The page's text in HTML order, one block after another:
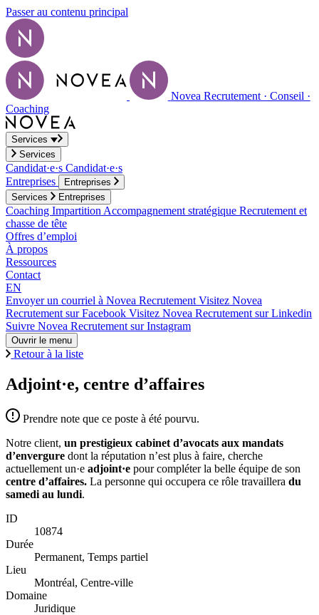
Passer au contenu principal
Novea Recrutement · Conseil ·
Coaching
Services
Services
Candidat·e·s Candidat·e·s
Entreprises
Entreprises
Services
Entreprises
Coaching Impartition Accompagnement stratégique Recrutement et
chasse de tête
Offres d’emploi
À propos
Ressources
Contact
EN
Envoyer un courriel à Novea Recrutement Visitez Novea
Recrutement sur Facebook Visitez Novea Recrutement sur Linkedin
Suivre Novea Recrutement sur Instagram
Ouvrir le menu
Retour à la liste
Adjoint·e, centre d’affaires
Prendre note que ce poste à été pourvu.
Notre client, un prestigieux cabinet d’avocats aux mandats
d’envergure dont la réputation n’est plus à faire, cherche
actuellement un·e adjoint·e pour compléter la belle équipe de son
centre d’affaires. La personne qui occupera ce rôle travaillera du
samedi au lundi.
ID
10874
Durée
Permanent, Temps partiel
Lieu
Montréal, Centre-ville
Domaine
Juridique